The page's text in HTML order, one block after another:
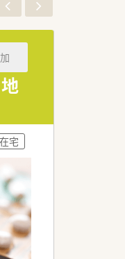
在宅